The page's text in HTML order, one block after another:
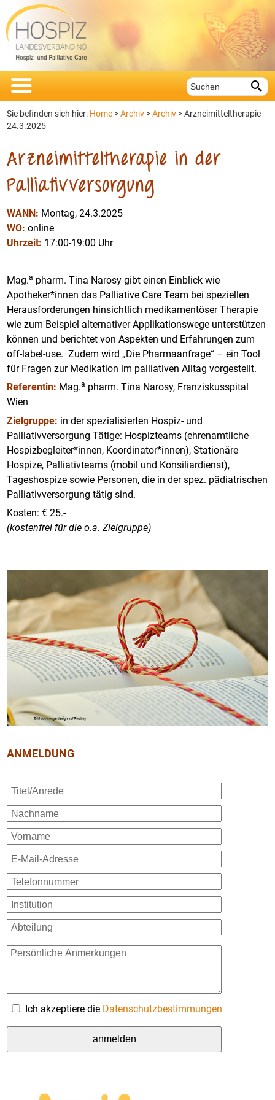
 
Sie befinden sich hier: Home >Archiv >Archiv > Arzneimitteltherapie
24.3.2025
Arzneimitteltherapie in der
Palliativversorgung
WANN: Montag, 24.3.2025
WO:online
Uhrzeit: 17:00-19:00 Uhr
Mag.a pharm. Tina Narosy gibt einen Einblick wie
Apotheker*innen das Palliative Care Team bei speziellen
Herausforderungen hinsichtlich medikamentöser Therapie
wie zum Beispiel alternativer Applikationswege unterstützen
können und berichtet von Aspekten und Erfahrungen zum
off-label-use. Zudem wird „Die Pharmaanfrage“ – ein Tool
für Fragen zur Medikation im palliativen Alltag vorgestellt.
Referentin: Mag.a pharm. Tina Narosy, Franziskusspital
Wien
Zielgruppe: in der spezialisierten Hospiz- und
Palliativversorgung Tätige: Hospizteams (ehrenamtliche
Hospizbegleiter*innen, Koordinator*innen), Stationäre
Hospize, Palliativteams (mobil und Konsiliardienst),
Tageshospize sowie Personen, die in der spez. pädiatrischen
Palliativversorgung tätig sind.
Kosten: € 25.-
(kostenfrei für die o.a. Zielgruppe)
ANMELDUNG
Ich akzeptiere die Datenschutzbestimmungen